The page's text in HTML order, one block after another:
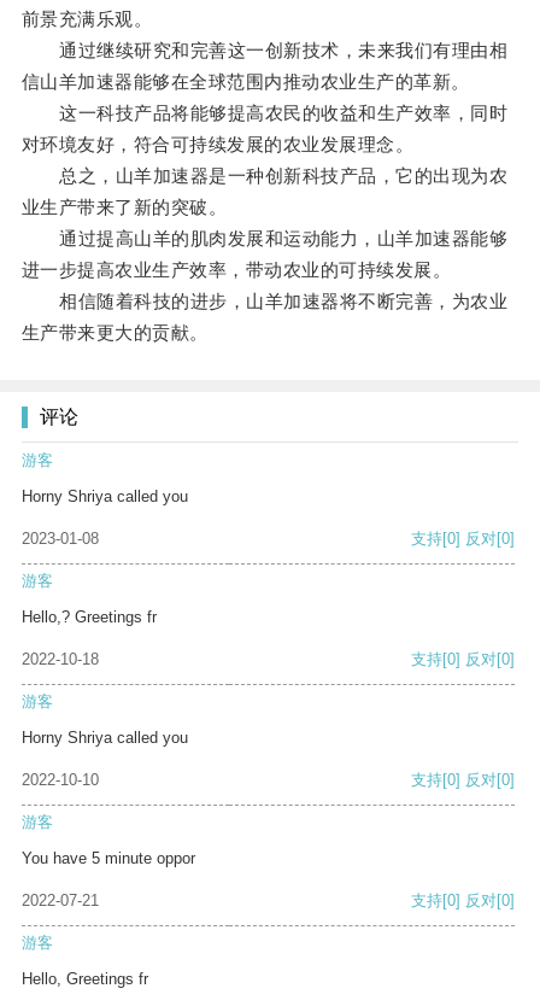
前景充满乐观。
通过继续研究和完善这一创新技术，未来我们有理由相
信山羊加速器能够在全球范围内推动农业生产的革新。
这一科技产品将能够提高农民的收益和生产效率，同时
对环境友好，符合可持续发展的农业发展理念。
总之，山羊加速器是一种创新科技产品，它的出现为农
业生产带来了新的突破。
通过提高山羊的肌肉发展和运动能力，山羊加速器能够
进一步提高农业生产效率，带动农业的可持续发展。
相信随着科技的进步，山羊加速器将不断完善，为农业
生产带来更大的贡献。
评论
游客
Horny Shriya called you
2023-01-08 支持[0] 反对[0]
游客
Hello,? Greetings fr
2022-10-18 支持[0] 反对[0]
游客
Horny Shriya called you
2022-10-10 支持[0] 反对[0]
游客
You have 5 minute oppor
2022-07-21 支持[0] 反对[0]
游客
Hello, Greetings fr